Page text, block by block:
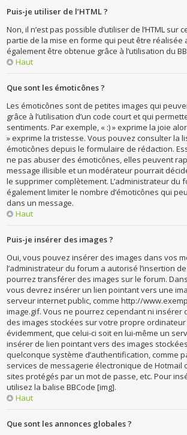
Puis-je utiliser de l’HTML ?
Non, il n’est pas possible d’utiliser de l’HTML sur
partie de la mise en forme qui peut être réalisée
également être obtenue grâce à l’utilisation du
Haut
Que sont les émoticônes ?
Les émoticônes sont de petites images qui
grâce à l’utilisation d’un code court et qui
sentiments. Par exemple, « :) » exprime la joie
» exprime la tristesse. Vous pouvez consulter la
émoticônes depuis le formulaire de rédaction.
ne pas abuser des émoticônes, elles peuvent
message illisible et un modérateur pourrait
le supprimer complètement. L’administrateur du
également limiter le nombre d’émoticônes qui
dans un message.
Haut
Puis-je insérer des images ?
Oui, vous pouvez insérer des images dans vos
l’administrateur du forum a autorisé l’insertion
pourrez transférer des images sur le forum.
vous devrez insérer un lien pointant vers une
serveur internet public, comme http://
image.gif. Vous ne pourrez cependant ni insérer
des images stockées sur votre propre ordinateur
évidemment, que celui-ci soit en lui-même un
insérer de lien pointant vers des images
quelconque système d’authentification, comme
services de messagerie électronique de Hotmail
sites protégés par un mot de passe, etc. Pour
utilisez la balise BBCode [img].
Haut
Que sont les annonces globales ?